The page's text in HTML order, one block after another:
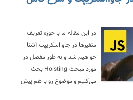
در این مقاله ما با حوزه تعریف
متغیرها در جاوااسکریپت آشنا
خواهیم شد و به طور مفصل در
مورد مبحث Hoisting بحث
می‌کنیم و موضوع رو با هم پیش